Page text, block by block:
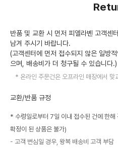
반품 및 교환 시 먼저 피엘라벤 고객센
남겨 주시기 바랍니다.
(고객센터에 먼저 접수되지 않은 일방
으며, 배송비가 더 청구될 수 있습니다.)
온라인 주문건은 오프라인 매장에서 맞
교환/반품 규정
* 수령일로부터 7일 이내 접수된 건에 한
확정이 된 상품은 불가)
고객 변심일 경우, 왕복 배송비 고객 부담